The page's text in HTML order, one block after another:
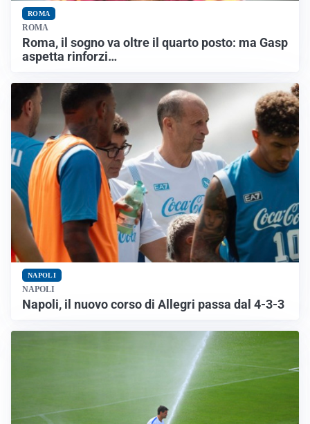
ROMA
ROMA
Roma, il sogno va oltre il quarto posto: ma Gasp
aspetta rinforzi…
NAPOLI
NAPOLI
Napoli, il nuovo corso di Allegri passa dal 4-3-3